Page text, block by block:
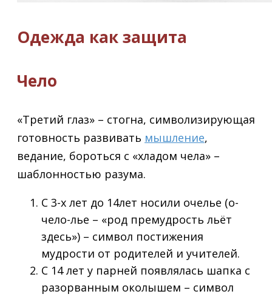
Одежда как защита
Чело
«Третий глаз» – стогна, символизирующая
готовность развивать мышление,
ведание, бороться с «хладом чела» –
шаблонностью разума.
С 3-х лет до 14лет носили очелье (о-
чело-лье – «род премудрость льёт
здесь») – символ постижения
мудрости от родителей и учителей.
С 14 лет у парней появлялась шапка с
разорванным околышем – символ